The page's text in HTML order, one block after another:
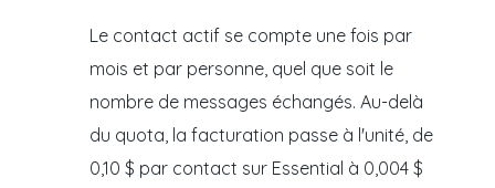
Le contact actif se compte une fois par
mois et par personne, quel que soit le
nombre de messages échangés. Au-delà
du quota, la facturation passe à l'unité, de
0,10 $ par contact sur Essential à 0,004 $